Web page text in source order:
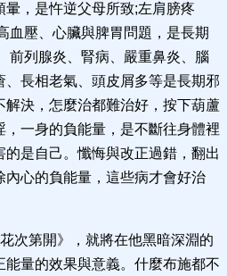
暈，是忤逆父母所致;左肩膀疼
血壓、心臟與脾胃問題，是長期
前列腺炎、腎病、嚴重鼻炎、腦
長相老氣、頭皮屑多等是長期邪
決，怎麼治都難治好，按下葫蘆
一身的負能量，是不斷往身體裡
是自己。懺悔與改正過錯，翻出
內心的負能量，這些病才會好治
次第開》，就將在他黑暗深淵的
量的效果與意義。什麼布施都不